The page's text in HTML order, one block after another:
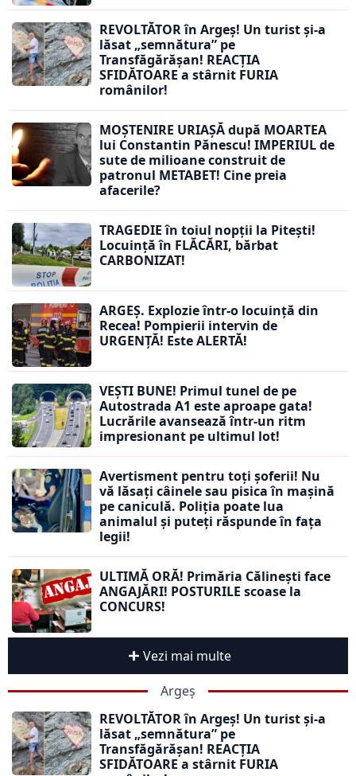
REVOLTĂTOR în Argeș! Un turist și-a
lăsat „semnătura” pe
Transfăgărășan! REACȚIA
SFIDĂTOARE a stârnit FURIA
românilor!
MOȘTENIRE URIAȘĂ după MOARTEA
lui Constantin Pănescu! IMPERIUL de
sute de milioane construit de
patronul METABET! Cine preia
afacerile?
TRAGEDIE în toiul nopții la Pitești!
Locuință în FLĂCĂRI, bărbat
CARBONIZAT!
ARGEȘ. Explozie într-o locuință din
Recea! Pompierii intervin de
URGENȚĂ! Este ALERTĂ!
VEȘTI BUNE! Primul tunel de pe
Autostrada A1 este aproape gata!
Lucrările avansează într-un ritm
impresionant pe ultimul lot!
Avertisment pentru toți șoferii! Nu
vă lăsați câinele sau pisica în mașină
pe caniculă. Poliția poate lua
animalul și puteți răspunde în fața
legii!
ULTIMĂ ORĂ! Primăria Călinești face
ANGAJĂRI! POSTURILE scoase la
CONCURS!
Vezi mai multe
Argeș
REVOLTĂTOR în Argeș! Un turist și-a
lăsat „semnătura” pe
Transfăgărășan! REACȚIA
SFIDĂTOARE a stârnit FURIA